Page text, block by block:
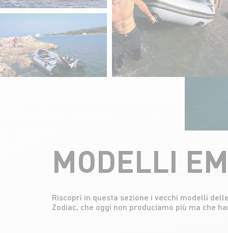
MODELLI
Riscopri in questa sezione i vecchi modelli
Zodiac, che oggi non produciamo più ma che
successo del nostro marchio. Alcuni come il